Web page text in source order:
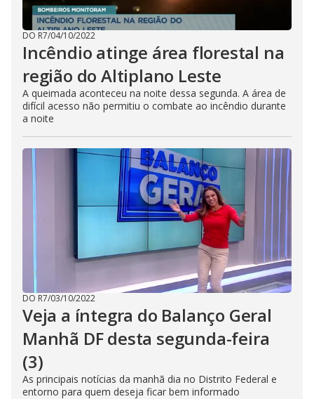
DO R7/04/10/2022
Incêndio atinge área florestal na
região do Altiplano Leste
A queimada aconteceu na noite dessa segunda. A área de
difícil acesso não permitiu o combate ao incêndio durante
a noite
DO R7/03/10/2022
Veja a íntegra do Balanço Geral
Manhã DF desta segunda-feira
(3)
As principais notícias da manhã dia no Distrito Federal e
entorno para quem deseja ficar bem informado